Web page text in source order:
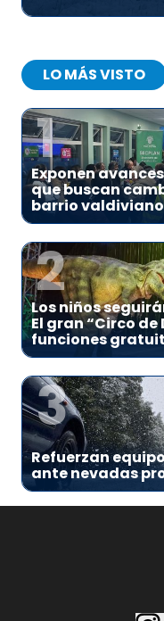
LO MÁS VISTO
1
Exponen
que buscan
barrio valdiviano
2
Los niños
El gran “Circo
funciones
3
Refuerzan
ante nevadas